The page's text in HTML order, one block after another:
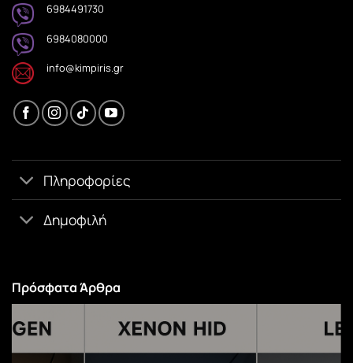
6984491730
6984080000
info@kimpiris.gr
Πληροφορίες
Δημοφιλή
Πρόσφατα Άρθρα